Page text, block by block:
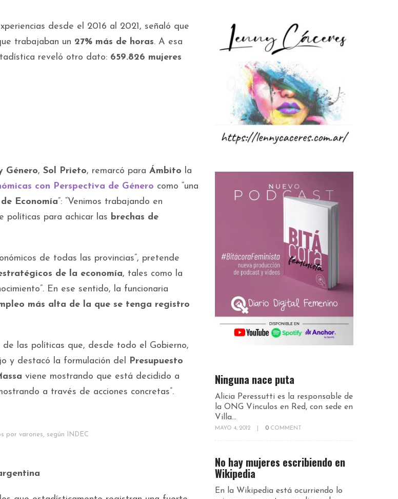
desde el 2016 al 2021, señaló que
trabajaban un 27% más de horas. A esa
reveló otro dato: 659.826 mujeres
Género, Sol Prieto, remarcó para Ámbito la
con Perspectiva de Género como “una
Economía”: “Venimos trabajando en
políticas para achicar las brechas de
de todas las provincias”, pretende
de la economía, tales como la
En ese sentido, la funcionaria
más alta de la que se tenga registro
de las políticas que, desde todo el Gobierno,
y destacó la formulación del Presupuesto
viene mostrando que está decidido a
a través de acciones concretas”.
por varones, según INDEC
Ninguna nace puta
Alicia Peressutti es la responsable de
la ONG Vínculos en Red, con sede en
Villa...
MAYO 4, 2012 0 COMMENT
No hay mujeres escribiendo en
Wikipedia
En la Wikipedia está ocurriendo lo